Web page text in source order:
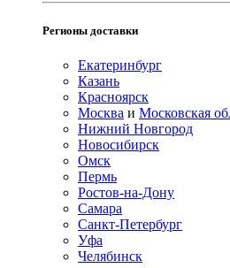
Регионы доставки
Екатеринбург
Казань
Красноярск
Москва и Московская
Нижний Новгород
Новосибирск
Омск
Пермь
Ростов-на-Дону
Самара
Санкт-Петербург
Уфа
Челябинск